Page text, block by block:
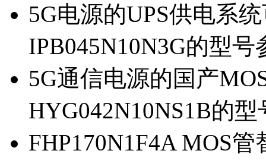
5G电源的UPS供电系
IPB045N10N3G的型号
5G通信电源的国产
HYG042N10NS1B的
FHP170N1F4A MOS